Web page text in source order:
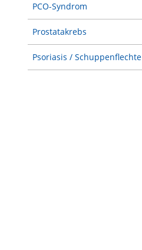
PCO-Syndrom
Prostatakrebs
Psoriasis / Schuppenflechte